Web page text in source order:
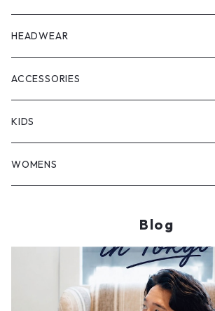
HEADWEAR
ACCESSORIES
KIDS
WOMENS
Blog